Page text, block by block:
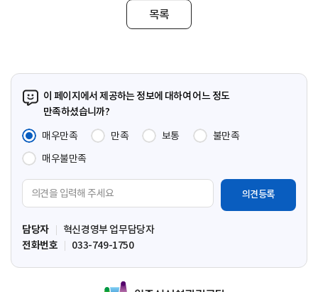
목록
이 페이지에서 제공하는 정보에 대하여 어느 정도
만족하셨습니까?
매우만족
만족 보통
불만족
매우불만족
견
입
력
담당자
혁신경영부 업무담당자
전화번호
033-749-1750